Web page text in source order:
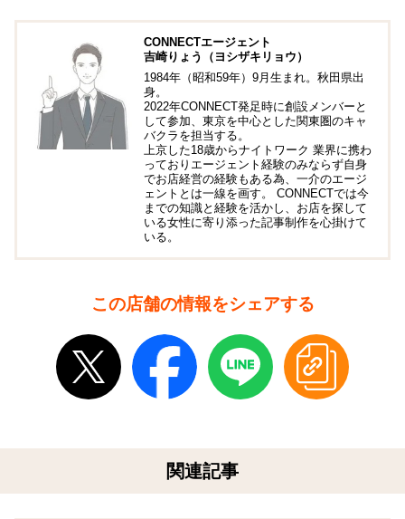
CONNECTエージェント
吉崎りょう（ヨシザキリョウ）
1984年（昭和59年）9月生まれ。秋田県出
身。
2022年CONNECT発足時に創設メンバーと
して参加、東京を中心とした関東圏のキャ
バクラを担当する。
上京した18歳からナイトワーク 業界に携わ
っておりエージェント経験のみならず自身
でお店経営の経験もある為、一介のエージ
ェントとは一線を画す。 CONNECTでは今
までの知識と経験を活かし、お店を探して
いる女性に寄り添った記事制作を心掛けて
いる。
この店舗の情報をシェアする
関連記事